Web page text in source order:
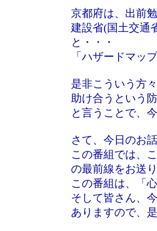
京都府は、出前
建設省(国土交通
と・・・
「ハザードマッ
是非こういう方
助け合うという
と言うことで、
さて、今日のお
この番組では、
の最前線をお送
この番組は、「
そして皆さん、
ありますので、